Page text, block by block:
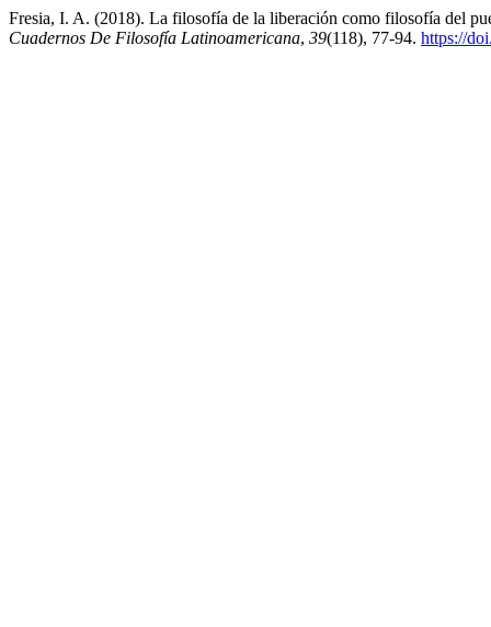
Fresia, I. A. (2018). La filosofía de la liberación como filosofía del
Cuadernos De Filosofía Latinoamericana, 39(118), 77-94. https://